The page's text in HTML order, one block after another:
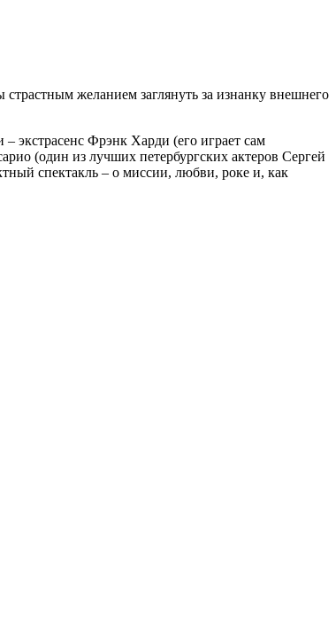
желанием заглянуть за изнанку внешнего
экстрасенс Фрэнк Харди (его играет сам
(один из лучших петербургских актеров Сергей
спектакль – о миссии, любви, роке и, как